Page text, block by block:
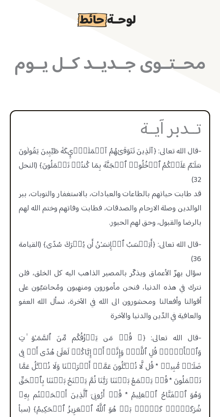
محــتــوى جــديــد كــل يــوم
تــدبر آيــة
-قال الله تعالى: ﴿ٱلَّذِینَ تَتَوَفَّىٰهُمُ ٱلۡمَلَـٰۤىِٕكَةُ طَیِّبِینَ یَقُولُونَ
سَلَـٰمٌ عَلَیۡكُمُ ٱدۡخُلُوا۟ ٱلۡجَنَّةَ بِمَا كُنتُمۡ تَعۡمَلُونَ﴾ (النحل
32)
قد ‏طابت حياتهم بالطاعات والعبادات، بالاستغفار والتوبات، ببر
الوالدين وصلة الارحام والصدقات، فطابت وفاتهم وختم الله لهم
بالرضا والقبول، وحق لهم الحبور.
-قال الله تعالى: ﴿أَیَحۡسَبُ ٱلۡإِنسَـٰنُ أَن یُتۡرَكَ سُدًى﴾ (القيامة
36)
‏‏سؤال يهزّ الأعماق ويذكّر بالمصير الذاهب اليه كل الخلق، فلن
نترك في هذه الدنيا، فنحن مأمورون ومنهيون ‏ومُحاسَبٌون على
أقوالنا وأفعالنا ومحشورون الى الله في الآخرة، ‏نسأل الله العفو
والعافية في الدّين والدنيا والآخرة
-قال الله تعالى: ﴿۞ قُلۡ مَن یَرۡزُقُكُم مِّنَ ٱلسَّمَـٰوَ ٰ⁠تِ
وَٱلۡأَرۡضِۖ قُلِ ٱللَّهُۖ وَإِنَّاۤ أَوۡ إِیَّاكُمۡ لَعَلَىٰ هُدًى أَوۡ فِی
ضَلَـٰلࣲ مُّبِینࣲ * قُل لَّا تُسۡـَٔلُونَ عَمَّاۤ أَجۡرَمۡنَا وَلَا نُسۡـَٔلُ عَمَّا
تَعۡمَلُونَ * قُلۡ یَجۡمَعُ بَیۡنَنَا رَبُّنَا ثُمَّ یَفۡتَحُ بَیۡنَنَا بِٱلۡحَقِّ
وَهُوَ ٱلۡفَتَّاحُ ٱلۡعَلِیمُ * قُلۡ أَرُونِیَ ٱلَّذِینَ أَلۡحَقۡتُم بِهِۦ
شُرَكَاۤءَۖ كَلَّاۚ بَلۡ هُوَ ٱللَّهُ ٱلۡعَزِیزُ ٱلۡحَكِیمُ﴾ (سبأ